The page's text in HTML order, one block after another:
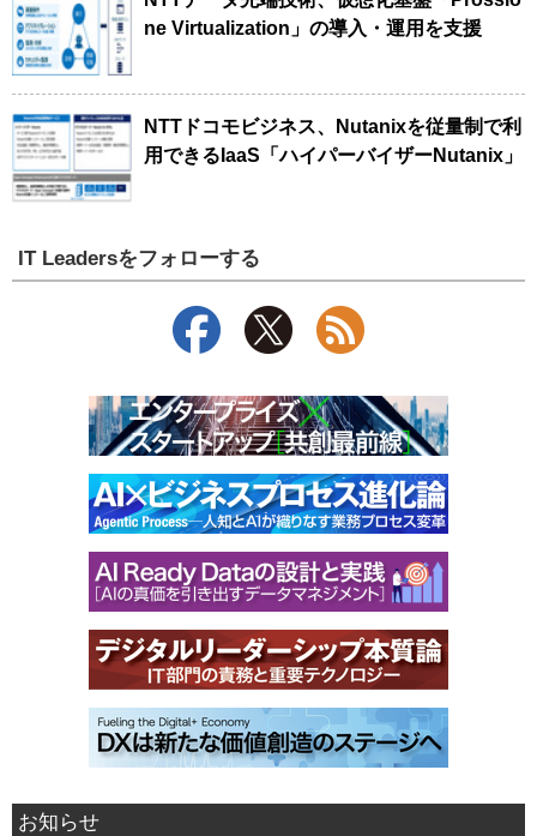
ne Virtualization」の導入・運用を支援
NTTドコモビジネス、Nutanixを従量制で利
用できるIaaS「ハイパーバイザーNutanix」
IT Leadersをフォローする
お知らせ